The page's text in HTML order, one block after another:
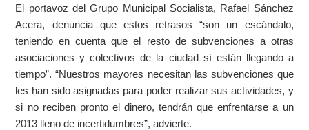
El portavoz del Grupo Municipal Socialista, Rafael Sánchez
Acera, denuncia que estos retrasos “son un escándalo,
teniendo en cuenta que el resto de subvenciones a otras
asociaciones y colectivos de la ciudad sí están llegando a
tiempo”. “Nuestros mayores necesitan las subvenciones que
les han sido asignadas para poder realizar sus actividades, y
si no reciben pronto el dinero, tendrán que enfrentarse a un
2013 lleno de incertidumbres”, advierte.